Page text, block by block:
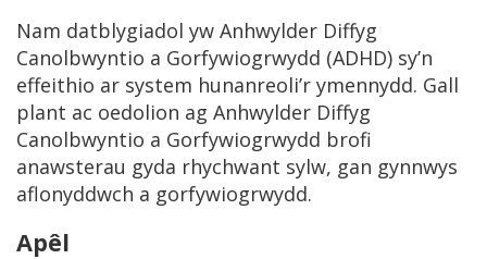
Nam datblygiadol yw Anhwylder Diffyg
Canolbwyntio a Gorfywiogrwydd (ADHD) sy’n
effeithio ar system hunanreoli’r ymennydd. Gall
plant ac oedolion ag Anhwylder Diffyg
Canolbwyntio a Gorfywiogrwydd brofi
anawsterau gyda rhychwant sylw, gan gynnwys
aflonyddwch a gorfywiogrwydd.
Apêl